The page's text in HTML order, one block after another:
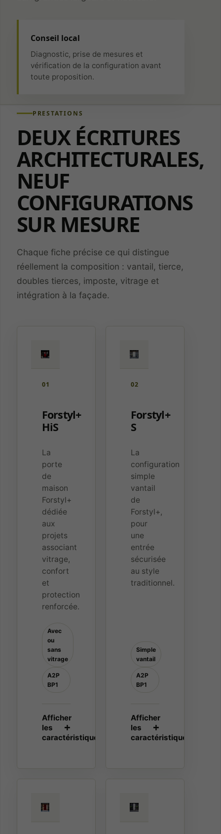
Conseil local
Diagnostic, prise de mesures et
vérification de la configuration avant
toute proposition.
PRESTATIONS
DEUX ÉCRITURES
ARCHITECTURALES,
NEUF
CONFIGURATIONS
SUR MESURE
Chaque fiche précise ce qui distingue
réellement la composition : vantail, tierce,
doubles tierces, imposte, vitrage et
intégration à la façade.
01
Forstyl+
HiS
La
porte
de
maison
Forstyl+
dédiée
aux
projets
associant
vitrage,
confort
et
protection
renforcée.
Avec
ou
sans
vitrage
A2P
BP1
02
Forstyl+
S
La
configuration
simple
vantail
de
Forstyl+,
pour
une
entrée
sécurisée
au style
traditionnel.
Simple
vantail
A2P
BP1